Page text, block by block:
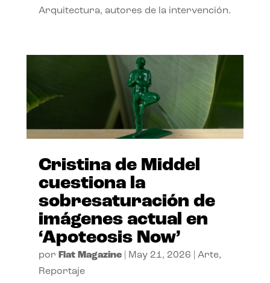
Arquitectura, autores de la intervención.
Cristina de Middel
cuestiona la
sobresaturación de
imágenes actual en
‘Apoteosis Now’
por Flat Magazine| May 21, 2026 Arte,
Reportaje